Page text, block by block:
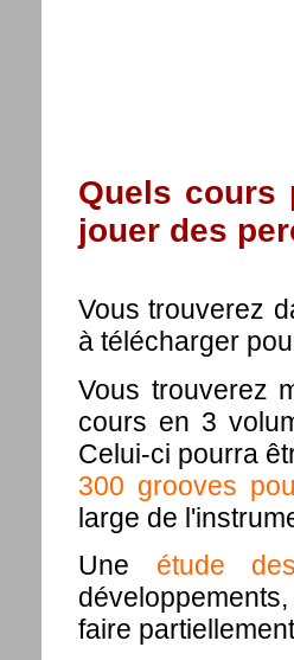
Quels cours
jouer des
Vous trouverez
à télécharger
Vous trouverez
cours en 3
Celui-ci pourra
300 grooves
large de
Une étude
faire